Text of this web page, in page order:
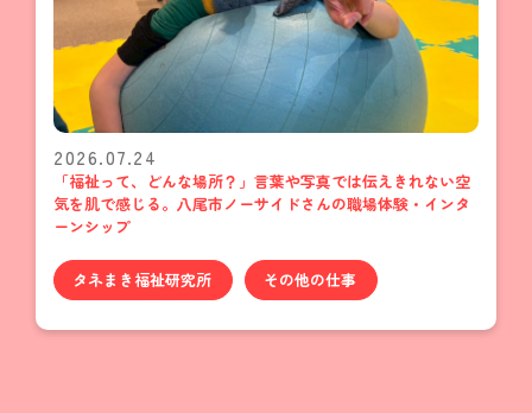
2026.07.24
「福祉って、どんな場所？」言葉や写真では伝えきれない空
気を肌で感じる。八尾市ノーサイドさんの職場体験・インタ
ーンシップ
タネまき福祉研究所 その他の仕事